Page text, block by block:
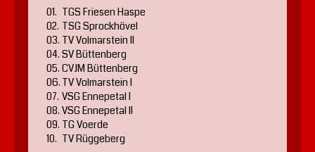
01. TGS Friesen Haspe
02. TSG Sprockhövel
03. TV Volmarstein II
04. SV Büttenberg
05. CVJM Büttenberg
06. TV Volmarstein I
07. VSG Ennepetal I
08. VSG Ennepetal II
09. TG Voerde
10. TV Rüggeberg